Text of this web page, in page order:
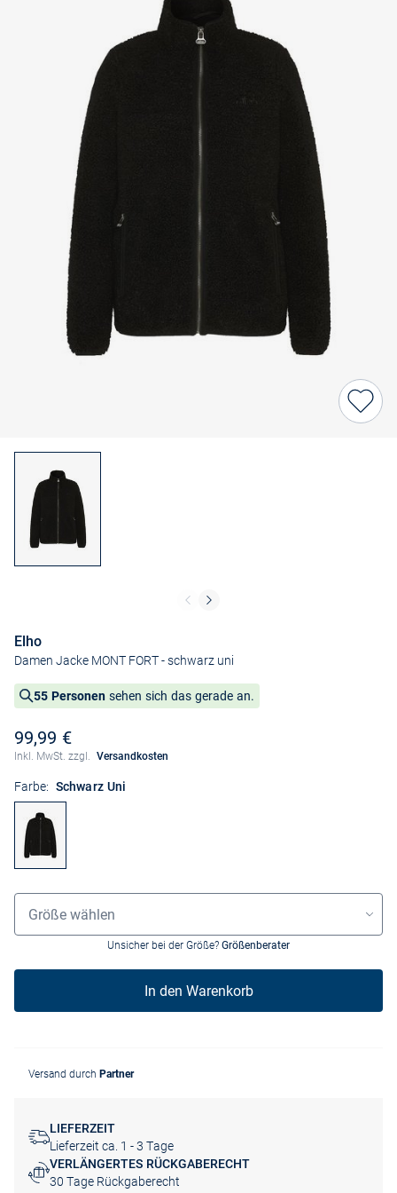
Elho
Damen Jacke MONT FORT- schwarz uni
55 Personen sehen sich das gerade an.
99,99 €
Inkl. MwSt. zzgl. Versandkosten
Farbe: Schwarz Uni
Größenauswahl
Größe wählen
Unsicher bei der Größe? Größenberater
In den Warenkorb
Versand durch Partner
LIEFERZEIT
Lieferzeit ca. 1 - 3 Tage
VERLÄNGERTES RÜCKGABERECHT
30 Tage Rückgaberecht